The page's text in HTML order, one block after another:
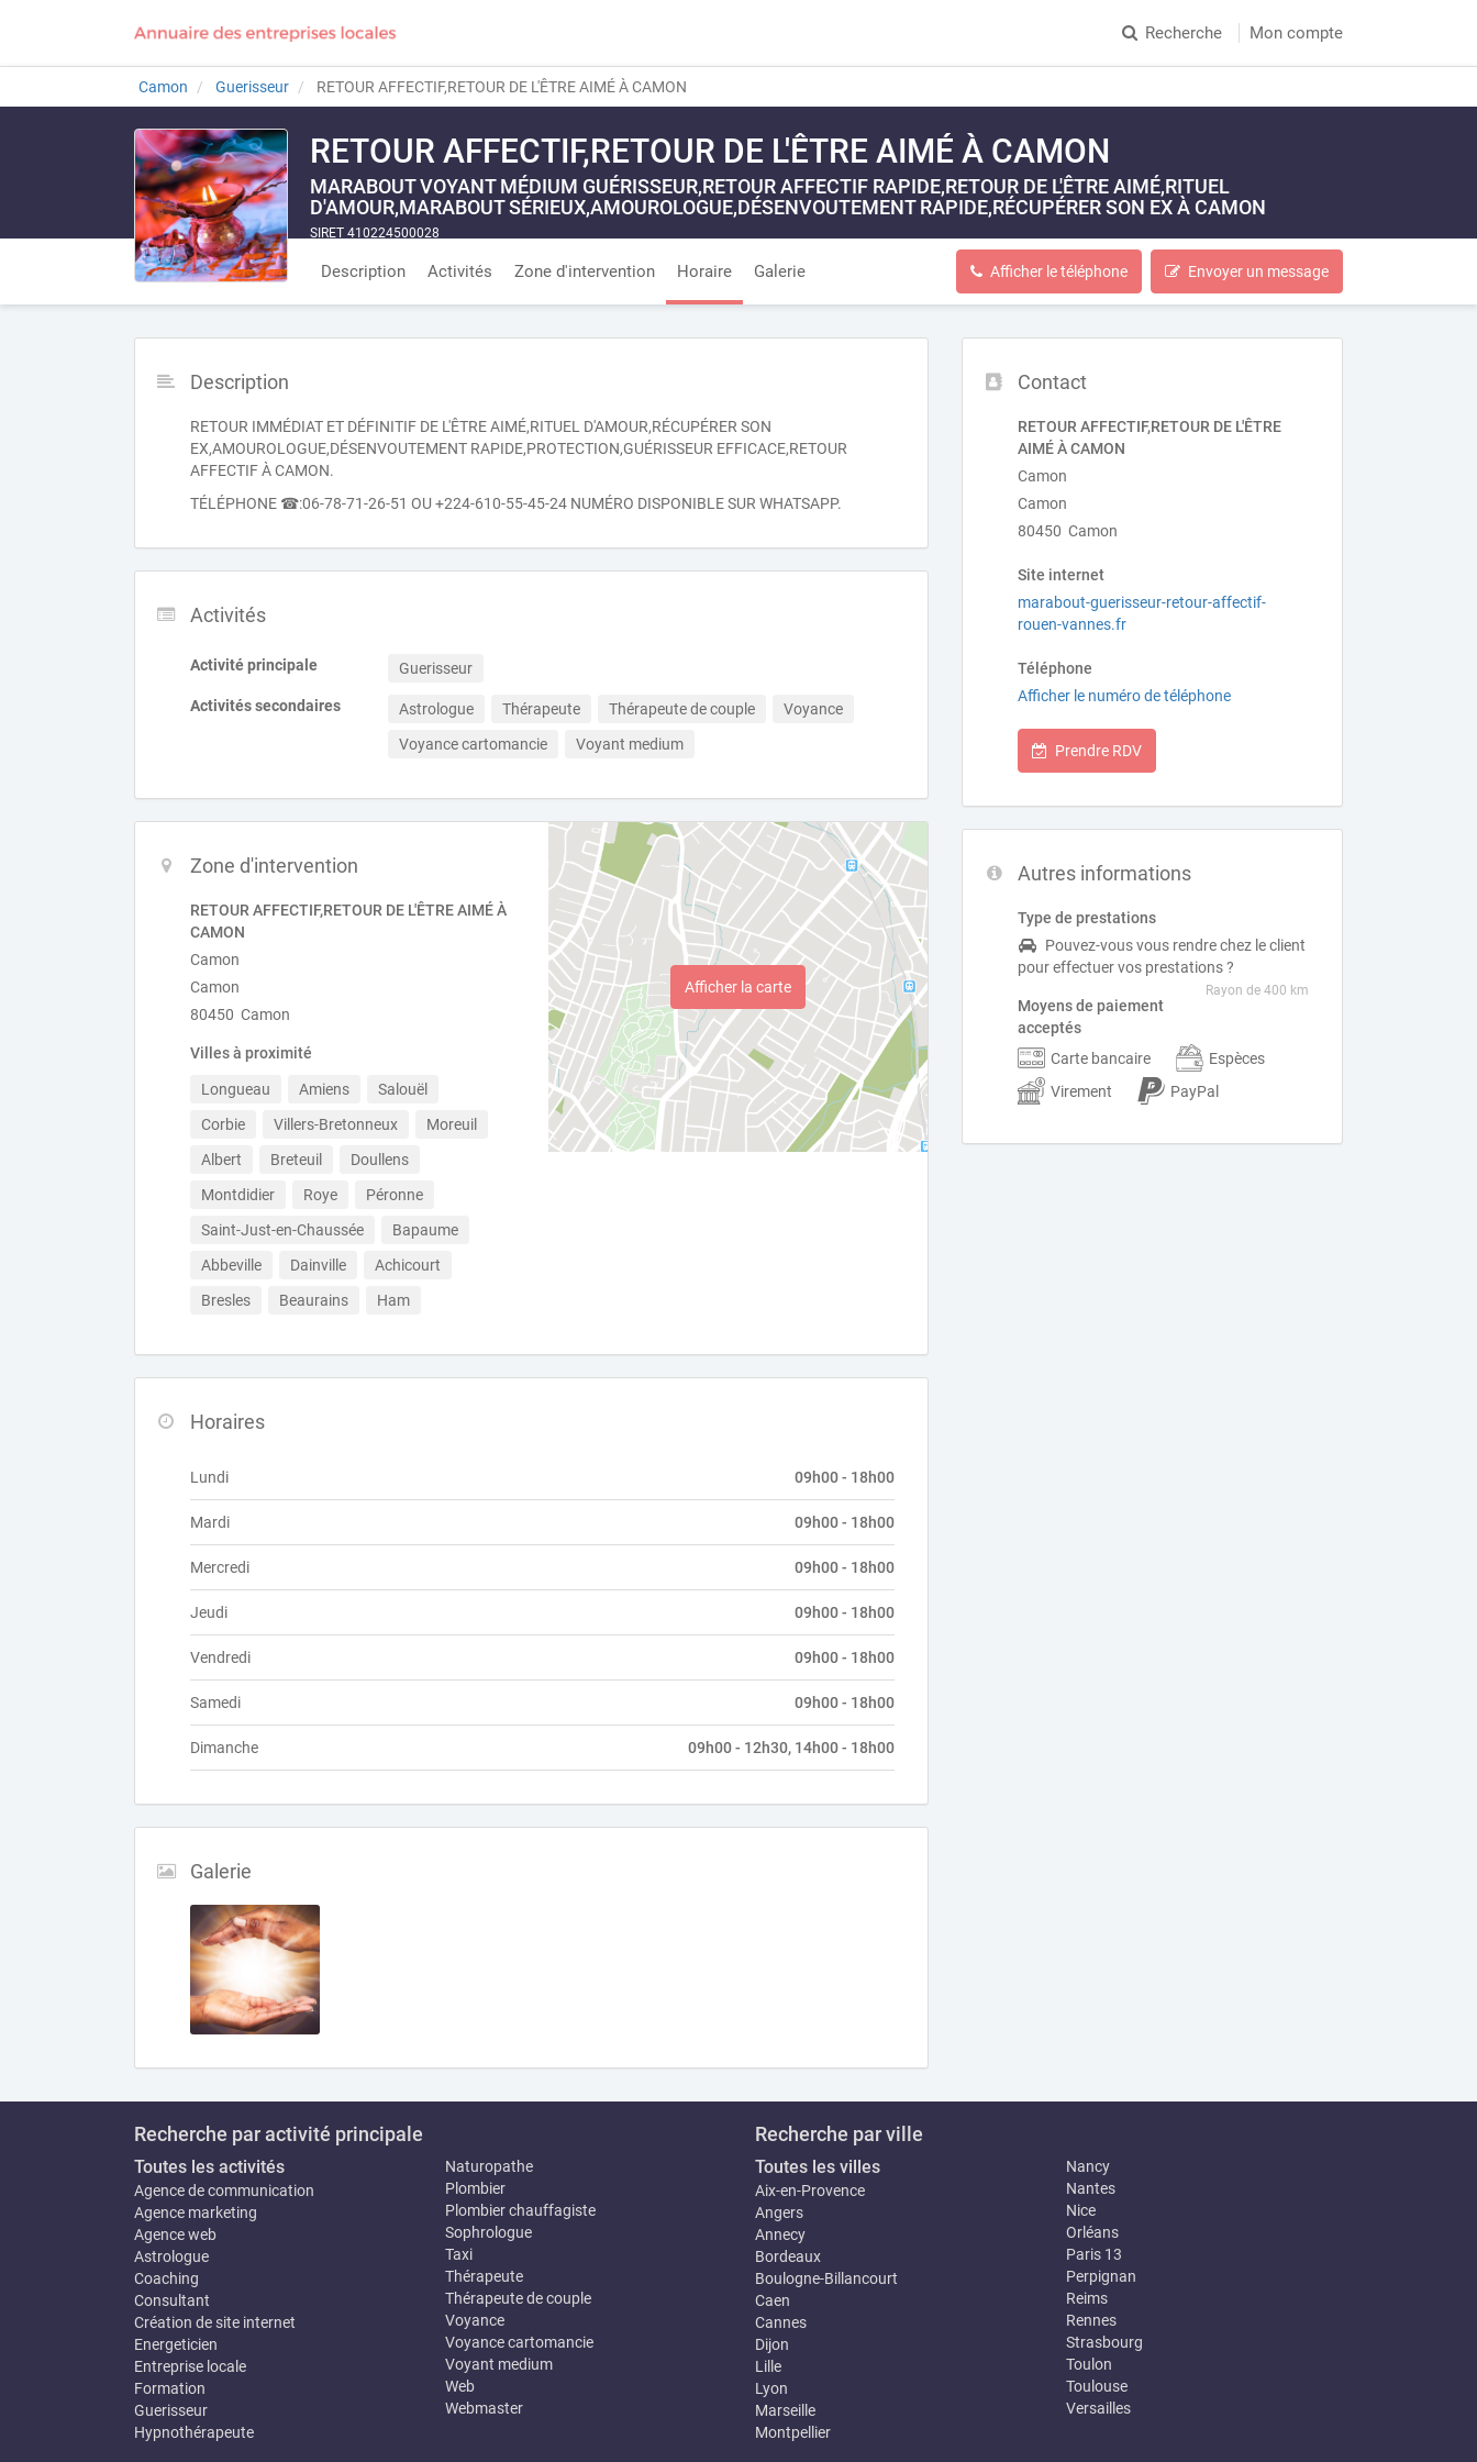
Recherche Mon compte
Camon Guerisseur RETOUR AFFECTIF,RETOUR DE L'ÊTRE AIMÉ À CAMON
RETOUR AFFECTIF,RETOUR DE L'ÊTRE AIMÉ À CAMON
MARABOUT VOYANT MÉDIUM GUÉRISSEUR,RETOUR AFFECTIF RAPIDE,RETOUR DE L'ÊTRE AIMÉ,RITUEL
D'AMOUR,MARABOUT SÉRIEUX,AMOUROLOGUE,DÉSENVOUTEMENT RAPIDE,RÉCUPÉRER SON EX À CAMON
SIRET 410224500028
Description Activités Zone d'intervention Horaire Galerie Afficher le téléphone Envoyer un message
Contact
RETOUR AFFECTIF,RETOUR DE L'ÊTRE
AIMÉ À CAMON
Camon
Camon
80450 Camon
Site internet
marabout-guerisseur-retour-affectif-
rouen-vannes.fr
Téléphone
Afficher le numéro de téléphone
Prendre RDV
Autres informations
Type de prestations
Pouvez-vous vous rendre chez le client
pour effectuer vos prestations ?
Rayon de 400 km
Moyens de paiement
acceptés
Carte bancaire
Espèces
Virement
PayPal
Description
RETOUR IMMÉDIAT ET DÉFINITIF DE L'ÊTRE AIMÉ,RITUEL D'AMOUR,RÉCUPÉRER SON
EX,AMOUROLOGUE,DÉSENVOUTEMENT RAPIDE,PROTECTION,GUÉRISSEUR EFFICACE,RETOUR
AFFECTIF À CAMON.
TÉLÉPHONE ☎:06-78-71-26-51 OU +224-610-55-45-24 NUMÉRO DISPONIBLE SUR WHATSAPP.
Activités
Activité principale Guerisseur
Activités secondaires Astrologue Thérapeute Thérapeute de couple
Voyance
Voyance cartomancie
Voyant medium
Zone d'intervention
RETOUR AFFECTIF,RETOUR DE L'ÊTRE AIMÉ À
CAMON
Camon
Camon
80450 Camon
Villes à proximité
Longueau Amiens
Salouël
Corbie
Villers-Bretonneux
Moreuil
Albert
Breteuil
Doullens
Montdidier
Roye
Péronne
Saint-Just-en-Chaussée
Bapaume
Abbeville
Dainville
Achicourt
Bresles
Beaurains Ham
Afficher la carte
Horaires
Lundi 09h00 - 18h00
Mardi 09h00 - 18h00
Mercredi 09h00 - 18h00
Jeudi 09h00 - 18h00
Vendredi 09h00 - 18h00
Samedi 09h00 - 18h00
Dimanche 09h00 - 12h30, 14h00 - 18h00
Galerie
Recherche par activité principale
Toutes les activités
Agence de communication
Agence marketing
Agence web
Astrologue
Coaching
Consultant
Création de site internet
Energeticien
Entreprise locale
Formation
Guerisseur
Hypnothérapeute
Naturopathe
Plombier
Plombier chauffagiste
Sophrologue
Taxi
Thérapeute
Thérapeute de couple
Voyance
Voyance cartomancie
Voyant medium
Web
Webmaster
Recherche par ville
Toutes les villes
Aix-en-Provence
Angers
Annecy
Bordeaux
Boulogne-Billancourt
Caen
Cannes
Dijon
Lille
Lyon
Marseille
Montpellier
Nancy
Nantes
Nice
Orléans
Paris 13
Perpignan
Reims
Rennes
Strasbourg
Toulon
Toulouse
Versailles